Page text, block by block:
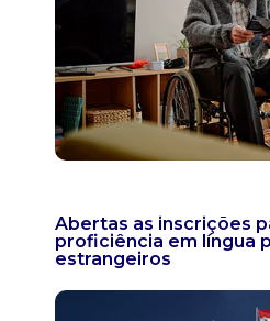
Abertas as inscrições
proficiência em língua
estrangeiros